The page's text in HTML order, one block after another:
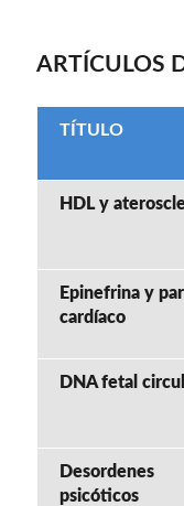
ARTÍCULOS
TÍTULO
HDL y
Epinefrina y
cardíaco
DNA fetal
Desordenes
psicóticos